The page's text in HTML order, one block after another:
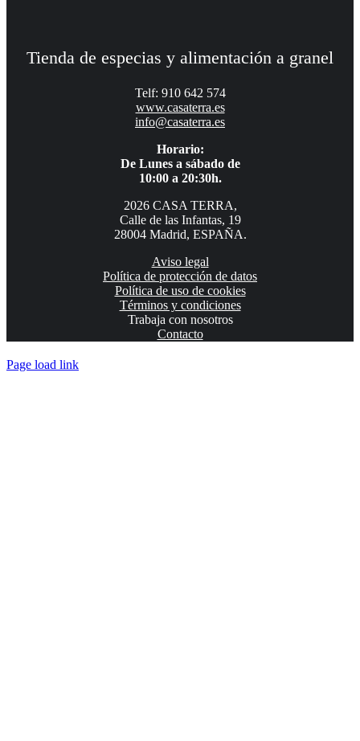
Tienda de especias y alimentación a granel
Telf: 910 642 574
www.casaterra.es
info@casaterra.es
Horario:
De Lunes a sábado de
10:00 a 20:30h.
2026 CASA TERRA,
Calle de las Infantas, 19
28004 Madrid, ESPAÑA.
Aviso legal
Política de protección de datos
Política de uso de cookies
Términos y condiciones
Trabaja con nosotros
Contacto
Page load link